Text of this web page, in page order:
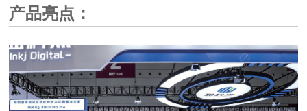
产品亮点：